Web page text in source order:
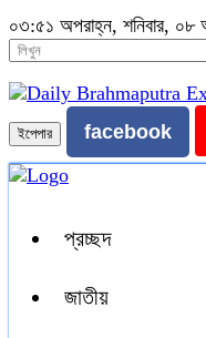
০৩:৫১ অপরাহ্ন, শনিবার, ০৮
ইপেপার facebook
প্রচ্ছদ
জাতীয়